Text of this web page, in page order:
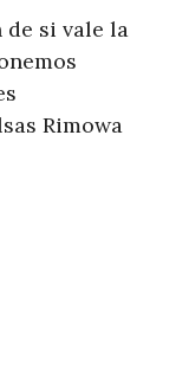
si vale la
Rimowa